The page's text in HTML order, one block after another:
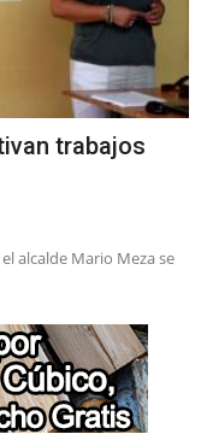
trabajos
alcalde Mario Meza se